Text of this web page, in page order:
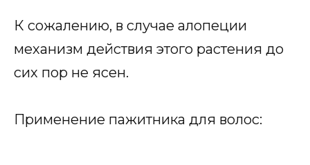
К сожалению, в случае алопеции
механизм действия этого растения до
сих пор не ясен.
Применение пажитника для волос: